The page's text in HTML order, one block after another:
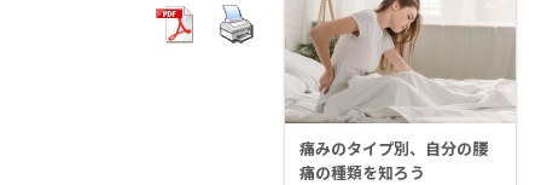
痛みのタイプ別、自分の腰
痛の種類を知ろう